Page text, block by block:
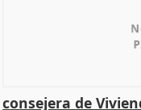
consejera de